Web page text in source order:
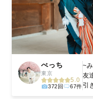
べっち
東京
5.0
372回 67件
~
友
引